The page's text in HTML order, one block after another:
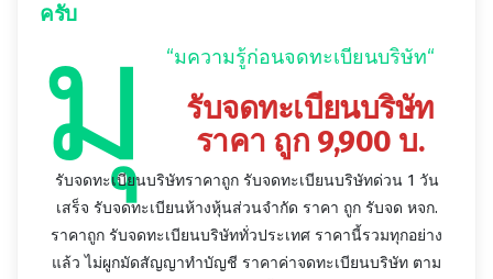
ครับ
“
มุ มความรู้ก่อนจดทะเบียนบริษัท“
รับจดทะเบียนบริษัท
ราคา ถูก 9,900 บ.
รับจดทะเบียนบริษัทราคาถูก รับจดทะเบียนบริษัทด่วน 1 วัน
เสร็จ รับจดทะเบียนห้างหุ้นส่วนจำกัด ราคา ถูก รับจด หจก.
ราคาถูก รับจดทะเบียนบริษัททั่วประเทศ ราคานี้รวมทุกอย่าง
แล้ว ไม่ผูกมัดสัญญาทำบัญชี ราคาค่าจดทะเบียนบริษัท ตาม